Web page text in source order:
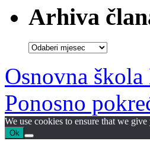
Arhiva
Arhiva
Osnovna
Ponosno
We use cookies to ensure that we
Ok